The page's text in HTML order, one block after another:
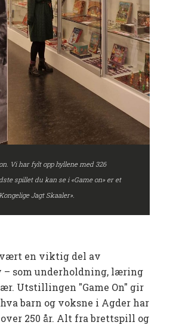
Vi har fylt opp hyllene med 326
spillet du kan se i «Game on» er et
Jagt Skaaler».
en viktig del av
– som underholdning, læring
Utstillingen "Game On" gir
barn og voksne i Agder har
250 år. Alt fra brettspill og